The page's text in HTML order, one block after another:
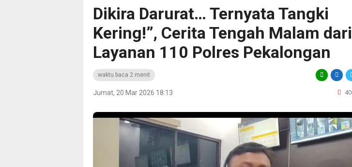
Dikira Darurat… Ternyata Tangki
Kering!”, Cerita Tengah Malam dari
Layanan 110 Polres Pekalongan
waktu baca 2 menit
Jumat, 20 Mar 2026 18:13 40